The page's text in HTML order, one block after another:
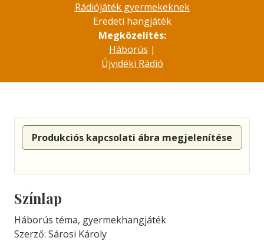
Rádiójáték gyermekeknek
Eredeti hangjáték
Megközelítés:
Háborús |
Újvidéki Rádió
Produkciós kapcsolati ábra megjelenítése
Színlap
Háborús téma, gyermekhangjáték
Szerző: Sárosi Károly